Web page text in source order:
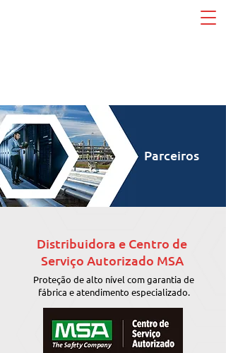
Parceiros
Distribuidora e Centro de
Serviço Autorizado MSA
Proteção de alto nível com garantia de
fábrica e atendimento especializado.